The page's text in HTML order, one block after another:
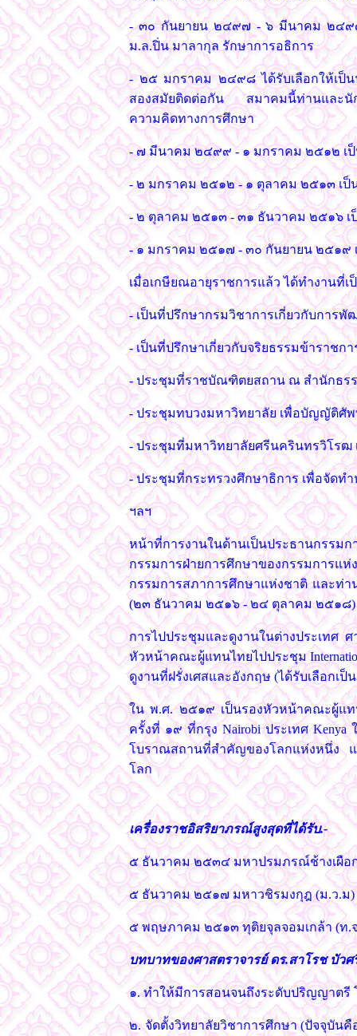
- ๓๐ กันยายน ๒๔๙๗ - ๖ มีนาคม ๒๔๙๙
ม.ล.ปิ่น มาลากุล รักษาการอธิการ
- ๒๕ มกราคม ๒๔๙๘ ได้รับเลือกให้เป็น
สองสมัยติดต่อกัน สมาคมนี้ท่านและนัก
ความคิดทางการศึกษา
- ๗ มีนาคม ๒๔๙๙ - ๑ มกราคม ๒๕๑๒ เ
- ๒ มกราคม ๒๕๑๒ - ๑ ตุลาคม ๒๕๑๓ เป็
- ๒ ตุลาคม ๒๕๑๓ - ๓๑ ธันวาคม ๒๕๑๖ เ
- ๑ มกราคม ๒๕๑๗ - ๓๐ กันยายน ๒๕๑๙
เมื่อเกษียณอายุราชการแล้ว ได้ทำงานที่
- เป็นที่ปรึกษากรมวิชาการเกี่ยวกับการพั
- เป็นที่ปรึกษาเกี่ยวกับจริยธรรมข้าราช
- ประชุมที่ราชบัณฑิตยสถาน ณ สำนักธร
- ประชุมทบวงมหาวิทยาลัย เพื่อบัญญัติศั
- ประชุมที่มหาวิทยาลัยศรีนครินทรวิโรฒ
- ประชุมที่กระทรวงศึกษาธิการ เพื่อจัดท
ฯลฯ
หน้าที่การงานในด้านเป็นประธานกร
กรรมการฝ่ายการศึกษาของกรรมกา
กรรมการสภาการศึกษาแห่งชาติ และ
(๒๓ ธันวาคม ๒๕๑๖ - ๒๔ ตุลาคม ๒๕๑๘)
การไปประชุมและดูงานในต่างประเทศ
หัวหน้าคณะผู้แทนไทยไปประชุม
ดูงานที่ฝรั่งเศสและอังกฤษ (ได้รับเลือกเ
ใน พ.ศ. ๒๕๑๙ เป็นรองหัวหน้าคณะผู้แทน
ครั้งที่ ๑๙ ที่กรุง Nairobi ประเทศ
โบราณสถานที่สำคัญของโลกแห่งหนึ่ง
โลก
เครื่องราชอิสริยาภรณ์สูงสุดที่ได้รับ.-
๕ ธันวาคม ๒๕๓๔ มหาปรมภรณ์ช้างเผือ
๕ ธันวาคม ๒๕๑๗ มหาวชิรมงกุฎ (ม.ว.ม)
๕ พฤษภาคม ๒๕๑๓ ทุติยจุลจอมเกล้า (ท.
บทบาทของศาสตราจารย์ ดร.สาโรช บัวศ
๑. ทำให้มีการสอนจนถึงระดับปริญญาตรี
๒. จัดตั้งวิทยาลัยวิชาการศึกษา (ปัจจุบัน